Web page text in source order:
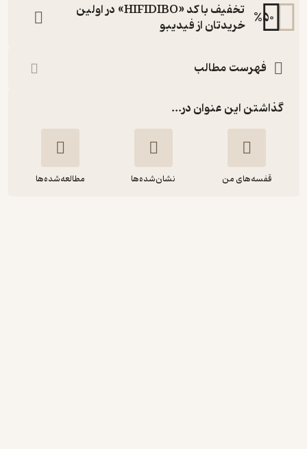
%50
تخفیف با کد «HIFIDIBO» در اولین
خریدتان از فیدیبو
فهرست مطالب
گذاشتن این عنوان در...
قفسه‌های من نشان‌شده‌ها مطالعه‌شده‌ها